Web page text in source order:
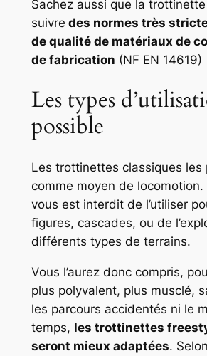
Sachez aussi que la
suivre des normes très
de qualité de matériaux de
de fabrication (NF EN 14619)
Les types
possible
Les trottinettes classiques les
comme moyen de locomotion.
vous est interdit de l’utiliser
figures, cascades, ou de
différents types de terrains.
Vous l’aurez donc compris,
plus polyvalent, plus musclé,
les parcours accidentés ni le
temps, les trottinettes
seront mieux adaptées.